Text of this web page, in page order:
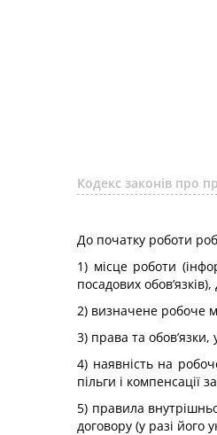
Кодекс законів про
До початку роботи
1) місце роботи
посадових
2) визначене робоче
3) права та обов’язки,
4) наявність на
пільги і компенсації
5) правила
договору (у разі його